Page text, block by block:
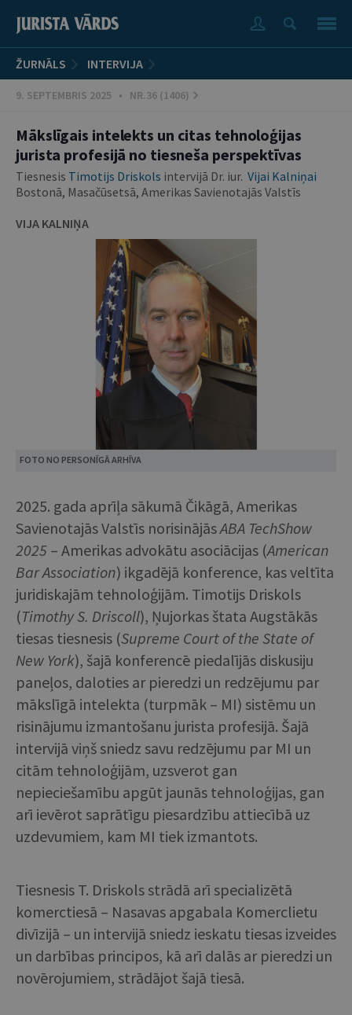
ŽURNĀLS INTERVIJA
9. SEPTEMBRIS 2025 • NR.36 (1406)
Mākslīgais intelekts un citas tehnoloģijas
jurista profesijā no tiesneša perspektīvas
Tiesnesis Timotijs Driskols intervijā Dr. iur. Vijai Kalniņai
Bostonā, Masačūsetsā, Amerikas Savienotajās Valstīs
VIJA KALNIŅA
FOTO NO PERSONĪGĀ ARHĪVA
2025. gada aprīļa sākumā Čikāgā, Amerikas
Savienotajās Valstīs norisinājāsABA TechShow
2025 – Amerikas advokātu asociācijas (American
Bar Association) ikgadējā konference, kas veltīta
juridiskajām tehnoloģijām. Timotijs Driskols
(Timothy S. Driscoll), Ņujorkas štata Augstākās
tiesas tiesnesis (Supreme Court of the State of
New York), šajā konferencē piedalījās diskusiju
paneļos, daloties ar pieredzi un redzējumu par
mākslīgā intelekta (turpmāk – MI) sistēmu un
risinājumu izmantošanu jurista profesijā. Šajā
intervijā viņš sniedz savu redzējumu par MI un
citām tehnoloģijām, uzsverot gan
nepieciešamību apgūt jaunās tehnoloģijas, gan
arī ievērot saprātīgu piesardzību attiecībā uz
uzdevumiem, kam MI tiek izmantots.
Tiesnesis T. Driskols strādā arī specializētā
komerctiesā – Nasavas apgabala Komerclietu
divīzijā – un intervijā sniedz ieskatu tiesas izveides
un darbības principos, kā arī dalās ar pieredzi un
novērojumiem, strādājot šajā tiesā.